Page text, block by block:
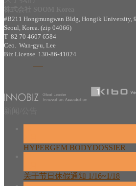
#B211 Hongmungwan Bldg, Hongik University,
Seoul, Korea. (zip 04066)
T 82 70 4607 6584
Ceo. Wan-gyu, Lee
Biz License 130-86-41024
HYPERGEM BODYDOSSIER
关于节日休假通知 1/16~1/18